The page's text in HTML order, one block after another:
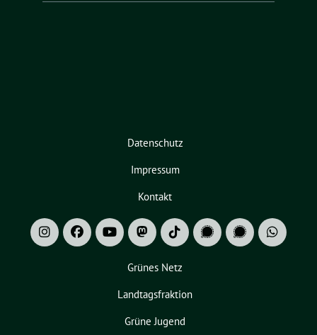
Datenschutz
Impressum
Kontakt
Grünes Netz
Landtagsfraktion
Grüne Jugend